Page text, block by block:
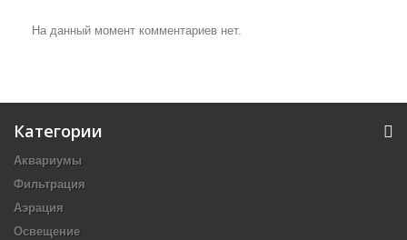
На данный момент комментариев нет.
Категории
Аквариумы
Фильтрация
Аэрация
Освещение